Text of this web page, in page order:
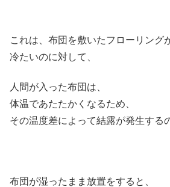
これは、布団を敷いたフローリング
冷たいのに対して、
人間が入った布団は、
体温であたたかくなるため、
その温度差によって結露が発生する
布団が湿ったまま放置をすると、